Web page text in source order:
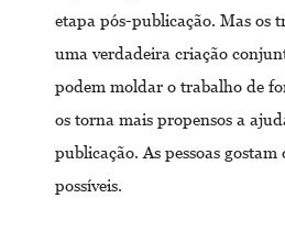
etapa pós-publicação. Mas os
uma verdadeira criação
podem moldar o trabalho de
os torna mais propensos a
publicação. As pessoas
possíveis.